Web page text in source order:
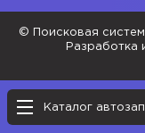
Каталог
© Поисковая
Разработка